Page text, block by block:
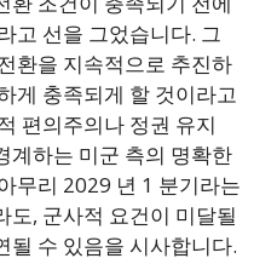
고 선을 그었습니다. 그
환을 지속적으로 추진하
게 충족되게 할 것이라고
편의주의나 정권 유지
계하는 미군 측의 명확한
무리 2029 년 1 분기라는
도, 군사적 요건이 미달될
될 수 있음을 시사합니다.